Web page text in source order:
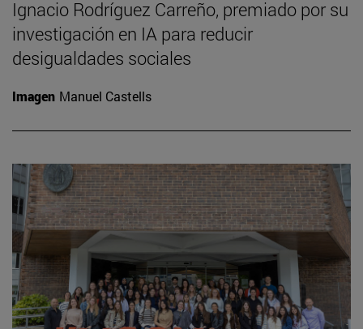
Ignacio Rodríguez Carreño, premiado por su
investigación en IA para reducir
desigualdades sociales
Imagen Manuel Castells